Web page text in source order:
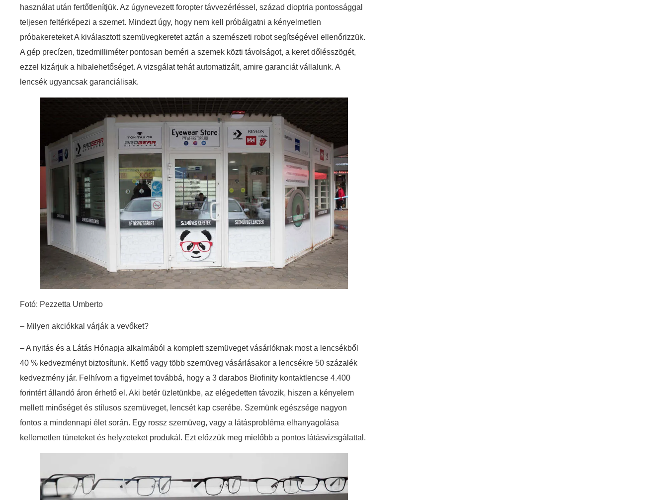
használat után fertőtlenítjük. Az úgynevezett foropter távvezérléssel, század dioptria pontossággal
teljesen feltérképezi a szemet. Mindezt úgy, hogy nem kell próbálgatni a kényelmetlen
próbakereteket A kiválasztott szemüvegkeretet aztán a szemészeti robot segítségével ellenőrizzük.
A gép precízen, tizedmilliméter pontosan beméri a szemek közti távolságot, a keret dőlésszögét,
ezzel kizárjuk a hibalehetőséget. A vizsgálat tehát automatizált, amire garanciát vállalunk. A
lencsék ugyancsak garanciálisak.
Fotó: Pezzetta Umberto
– Milyen akciókkal várják a vevőket?
– A nyitás és a Látás Hónapja alkalmából a komplett szemüveget vásárlóknak most a lencsékből
40 % kedvezményt biztosítunk. Kettő vagy több szemüveg vásárlásakor a lencsékre 50 százalék
kedvezmény jár. Felhívom a figyelmet továbbá, hogy a 3 darabos Biofinity kontaktlencse 4.400
forintért állandó áron érhető el. Aki betér üzletünkbe, az elégedetten távozik, hiszen a kényelem
mellett minőséget és stílusos szemüveget, lencsét kap cserébe. Szemünk egészsége nagyon
fontos a mindennapi élet során. Egy rossz szemüveg, vagy a látásprobléma elhanyagolása
kellemetlen tüneteket és helyzeteket produkál. Ezt előzzük meg mielőbb a pontos látásvizsgálattal.